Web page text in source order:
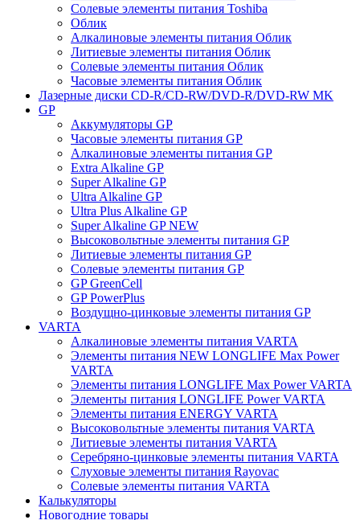
Солевые элементы питания Toshiba
Облик
Алкалиновые элементы питания Облик
Литиевые элементы питания Облик
Солевые элементы питания Облик
Часовые элементы питания Облик
Лазерные диски CD-R/CD-RW/DVD-R/DVD-RW MK
GP
Аккумуляторы GP
Часовые элементы питания GP
Алкалиновые элементы питания GP
Extra Alkaline GP
Super Alkaline GP
Ultra Alkaline GP
Ultra Plus Alkaline GP
Super Alkaline GP NEW
Высоковольтные элементы питания GP
Литиевые элементы питания GP
Солевые элементы питания GP
GP GreenCell
GP PowerPlus
Воздущно-цинковые элементы питания GP
VARTA
Алкалиновые элементы питания VARTA
Элементы питания NEW LONGLIFE Max Power
VARTA
Элементы питания LONGLIFE Max Power VARTA
Элементы питания LONGLIFE Power VARTA
Элементы питания ENERGY VARTA
Высоковольтные элементы питания VARTA
Литиевые элементы питания VARTA
Серебряно-цинковые элементы питания VARTA
Слуховые элементы питания Rayovac
Солевые элементы питания VARTA
Калькуляторы
Новогодние товары